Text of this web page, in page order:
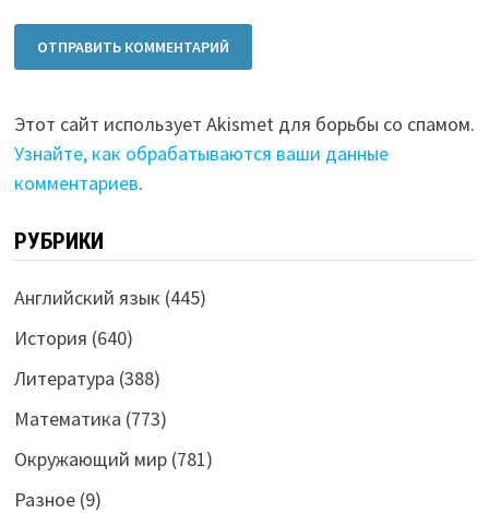
Этот сайт использует Akismet для борьбы со спамом.
Узнайте, как обрабатываются ваши данные
комментариев.
РУБРИКИ
Английский язык (445)
История (640)
Литература (388)
Математика (773)
Окружающий мир(781)
Разное(9)